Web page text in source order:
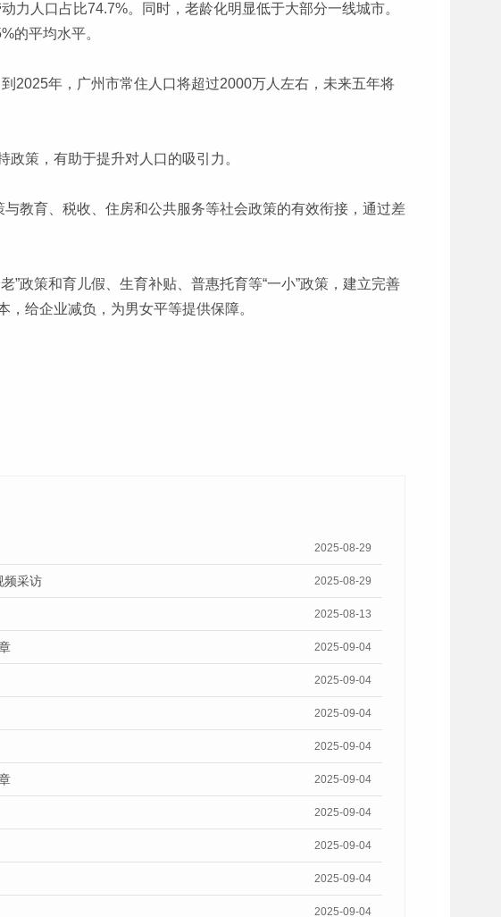
力人口占比74.7%。同时，老龄化明显低于大部分一线城市。
的平均水平。
2025年，广州市常住人口将超过2000万人左右，未来五年将
策，有助于提升对人口的吸引力。
教育、税收、住房和公共服务等社会政策的有效衔接，通过差
政策和育儿假、生育补贴、普惠托育等“一小”政策，建立完善
给企业减负，为男女平等提供保障。
2025-08-29
频采访 2025-08-29
2025-08-13
2025-09-04
2025-09-04
2025-09-04
2025-09-04
2025-09-04
2025-09-04
2025-09-04
2025-09-04
2025-09-04